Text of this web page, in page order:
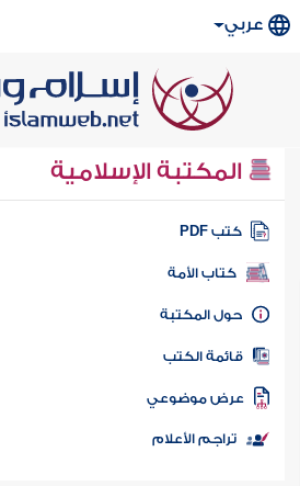
عربي
المكتبة الإسلامية
كتب PDF
كتاب الأمة
المكتبة
الكتب
موضوعي